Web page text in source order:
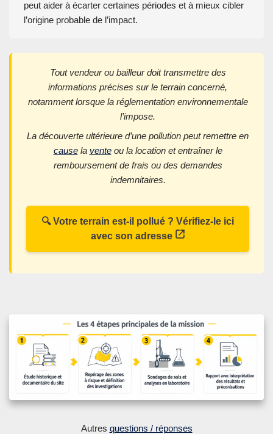
peut aider à écarter certaines périodes et à mieux cibler
l’origine probable de l’impact.
Tout vendeur ou bailleur doit transmettre des
informations précises sur le terrain concerné,
notamment lorsque la réglementation environnementale
l’impose.
La découverte ultérieure d’une pollution peut remettre en
causela venteou la location et entraîner le
remboursement de frais ou des demandes
indemnitaires.
🔍 Votre terrain est-il pollué ? Vérifiez-le ici
avec son adresse
Autres questions / réponses